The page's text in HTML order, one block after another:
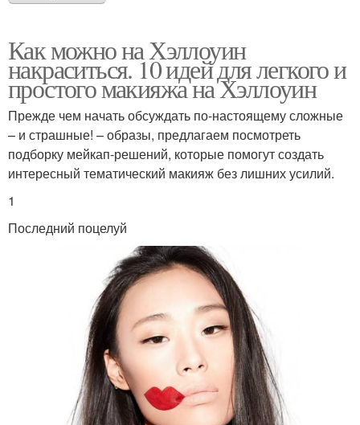
Как можно на Хэллоуин
накраситься. 10 идей для легкого и
простого макияжа на Хэллоуин
Прежде чем начать обсуждать по-настоящему сложные
– и страшные! – образы, предлагаем посмотреть
подборку мейкап-решений, которые помогут создать
интересный тематический макияж без лишних усилий.
1
Последний поцелуй